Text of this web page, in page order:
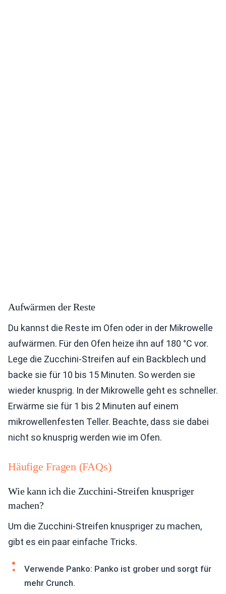
Aufwärmen der Reste
Du kannst die Reste im Ofen oder in der Mikrowelle
aufwärmen. Für den Ofen heize ihn auf 180 °C vor.
Lege die Zucchini-Streifen auf ein Backblech und
backe sie für 10 bis 15 Minuten. So werden sie
wieder knusprig. In der Mikrowelle geht es schneller.
Erwärme sie für 1 bis 2 Minuten auf einem
mikrowellenfesten Teller. Beachte, dass sie dabei
nicht so knusprig werden wie im Ofen.
Häufige Fragen (FAQs)
Wie kann ich die Zucchini-Streifen knuspriger
machen?
Um die Zucchini-Streifen knuspriger zu machen,
gibt es ein paar einfache Tricks.
Verwende Panko: Panko ist grober und sorgt für
mehr Crunch.